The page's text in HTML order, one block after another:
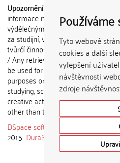
Tyto webové
cookies a další
vylepšení
návštěvnosti
zdroje
Upozornění / Notice:
informace nemohou být použity k
výdělečným účelům nebo vydávány
za studijní, vědeckou nebo jinou
tvůrčí činnost jiné osoby než autora.
/ Any retrieved information shall not
be used for any commercial
purposes or claimed as results of
studying, scientific or any other
creative activities of any person
other than the author.
DSpace software
copyright © 2002-
2015 DuraSpace